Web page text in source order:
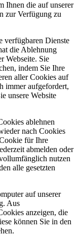
Ihnen die auf unserer
zur Verfügung zu
verfügbaren Dienste
die Ablehnung
Webseite. Sie
indem Sie Ihre
aller Cookies auf
immer aufgefordert,
unsere Website
ablehnen
nach Cookies
für Ihre
abmelden oder
nutzen
alle gesetzten
auf unserer
Aus
anzeigen, die
können Sie in den